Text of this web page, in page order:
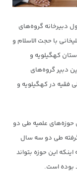
دبیرخانه گروه‌های
با حجت الاسلام و
کهگیلویه و
دبیر گروه‌های
فقیه در کهگیلویه و
حوزه‌های علمیه طی دو
طی دو سه سال
این حوزه بتواند
بوده است.